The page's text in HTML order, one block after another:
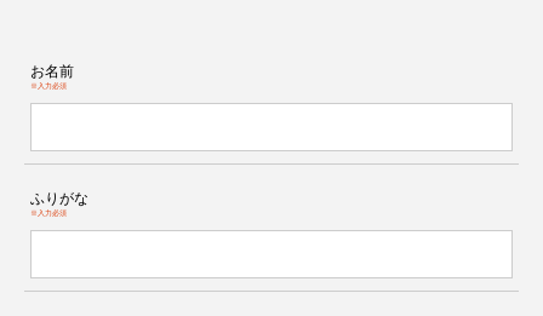
お名前
※入力必須
ふりがな
※入力必須